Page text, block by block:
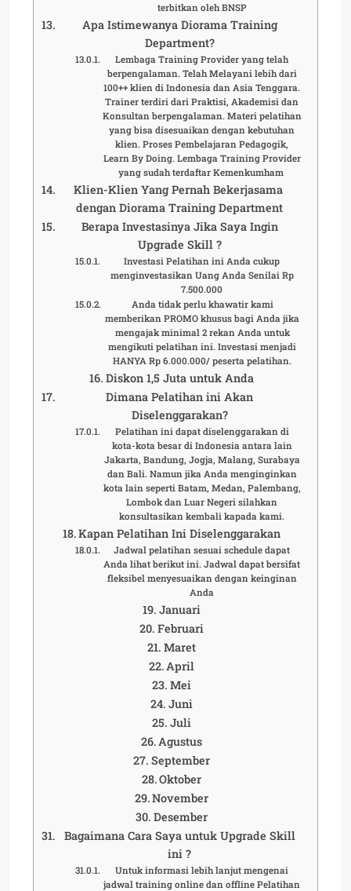
terbitkan oleh BNSP
Apa Istimewanya Diorama Training
Department?
Lembaga Training Provider yang telah
berpengalaman. Telah Melayani lebih dari
100++ klien di Indonesia dan Asia Tenggara.
Trainer terdiri dari Praktisi, Akademisi dan
Konsultan berpengalaman. Materi pelatihan
yang bisa disesuaikan dengan kebutuhan
klien. Proses Pembelajaran Pedagogik,
Learn By Doing. Lembaga Training Provider
yang sudah terdaftar Kemenkumham
Klien-Klien Yang Pernah Bekerjasama
dengan Diorama Training Department
Berapa Investasinya Jika Saya Ingin
Upgrade Skill ?
Investasi Pelatihan ini Anda cukup
menginvestasikan Uang Anda Senilai Rp
7.500.000
Anda tidak perlu khawatir kami
memberikan PROMO khusus bagi Anda jika
mengajak minimal 2 rekan Anda untuk
mengikuti pelatihan ini. Investasi menjadi
HANYA Rp 6.000.000/ peserta pelatihan.
Diskon 1,5 Juta untuk Anda
Dimana Pelatihan ini Akan
Diselenggarakan?
Pelatihan ini dapat diselenggarakan di
kota-kota besar di Indonesia antara lain
Jakarta, Bandung, Jogja, Malang, Surabaya
dan Bali. Namun jika Anda menginginkan
kota lain seperti Batam, Medan, Palembang,
Lombok dan Luar Negeri silahkan
konsultasikan kembali kapada kami.
Kapan Pelatihan Ini Diselenggarakan
Jadwal pelatihan sesuai schedule dapat
Anda lihat berikut ini. Jadwal dapat bersifat
fleksibel menyesuaikan dengan keinginan
Anda
Januari
Februari
Maret
April
Mei
Juni
Juli
Agustus
September
Oktober
November
Desember
Bagaimana Cara Saya untuk Upgrade Skill
ini ?
Untuk informasi lebih lanjut mengenai
jadwal training online dan offline Pelatihan